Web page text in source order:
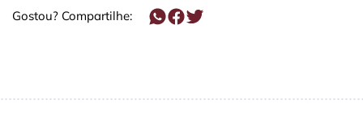
Gostou? Compartilhe: